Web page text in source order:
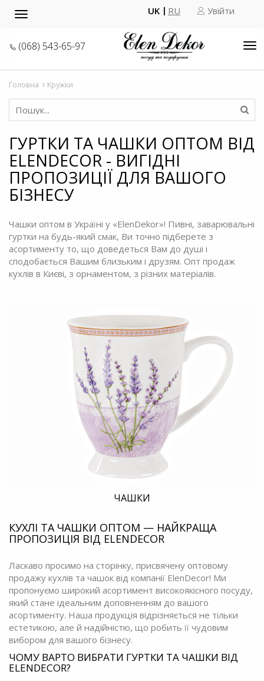
Toggle
UK RU Увійти
(068) 543-65-97
Головна Кружки
ГУРТКИ ТА ЧАШКИ ОПТОМ ВІД
ELENDECOR - ВИГІДНІ
ПРОПОЗИЦІЇ ДЛЯ ВАШОГО
БІЗНЕСУ
Чашки оптом в Україні у «ElenDekor»! Пивні, заварювальні
гуртки на будь-який смак, Ви точно підберете з
асортименту то, що доведеться Вам до душі і
сподобається Вашим близьким і друзям. Опт продаж
кухлів в Києві, з орнаментом, з різних матеріалів.
ЧАШКИ
КУХЛІ ТА ЧАШКИ ОПТОМ — НАЙКРАЩА
ПРОПОЗИЦІЯ ВІД ELENDECOR
Ласкаво просимо на сторінку, присвячену оптовому
продажу кухлів та чашок від компанії ElenDecor! Ми
пропонуємо широкий асортимент високоякісного посуду,
який стане ідеальним доповненням до вашого
асортименту. Наша продукція відрізняється не тільки
естетикою, але й надійністю, що робить її чудовим
вибором для вашого бізнесу.
ЧОМУ ВАРТО ВИБРАТИ ГУРТКИ ТА ЧАШКИ ВІД
ELENDECOR?